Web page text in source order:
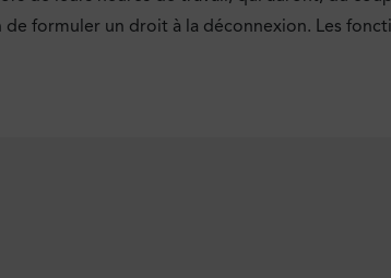
formuler un droit à la déconnexion. Les